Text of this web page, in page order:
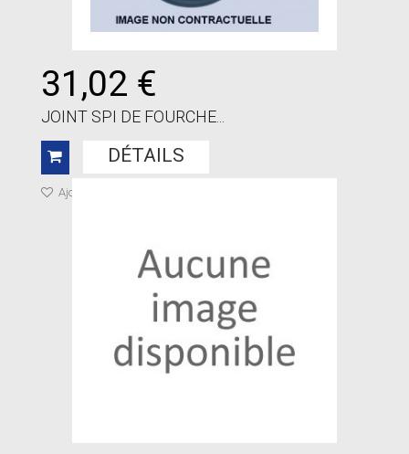
31,02 €
JOINT SPI DE FOURCHE...
DÉTAILS
Ajouter à ma liste de cadeaux